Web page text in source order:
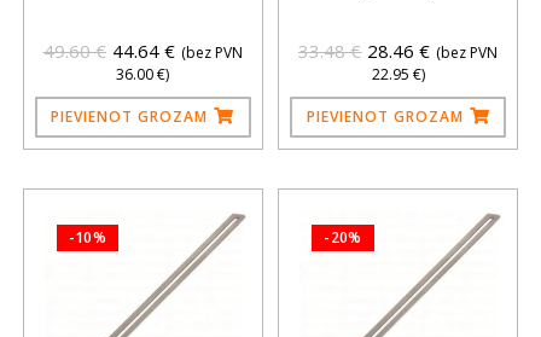
49.60€ 44.64 € (bez PVN
36.00€)
PIEVIENOT GROZAM
33.48€ 28.46€ (bez PVN
22.95 €)
PIEVIENOT GROZAM
-10% -20%